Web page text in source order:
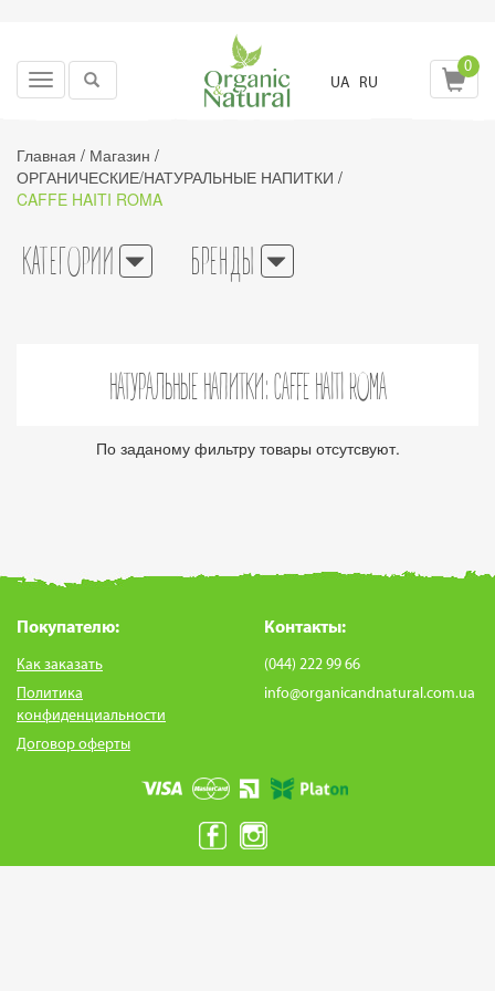
Toggle
UA RU
0
Главная / Магазин /
ОРГАНИЧЕСКИЕ/НАТУРАЛЬНЫЕ НАПИТКИ /
CAFFE HAITI ROMA
КАТЕГОРИИ БРЕНДЫ
НАТУРАЛЬНЫЕ НАПИТКИ: CAFFE HAITI ROMA
По заданому фильтру товары отсутсвуют.
Покупателю:
Как заказать
Политика
конфиденциальности
Договор оферты
Контакты:
(044) 222 99 66
info@organicandnatural.com.ua